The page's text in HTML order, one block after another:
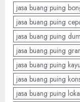
jasa buang puing
jasa buang puing
jasa buang puing
jasa buang puing
jasa buang puing kayu
jasa buang puing
jasa buang puing